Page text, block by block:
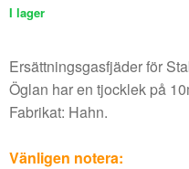
I lager
Ersättningsgasfjäder för
Öglan har en tjocklek på
Fabrikat: Hahn.
Vänligen notera: